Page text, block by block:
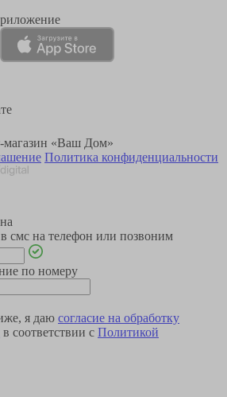
магазин «Ваш Дом»
Политика конфиденциальности
смс на телефон или позвоним
по номеру
я даю согласие на обработку
в соответствии с Политикой